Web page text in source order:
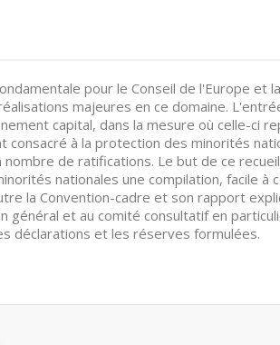
pour le Conseil de l'Europe et
majeures en ce domaine.
capital, dans la mesure où celle-ci
à la protection des minorités
de ratifications. Le but de ce
nationales une compilation, facile à
la Convention-cadre et son rapport
et au comité consultatif en
déclarations et les réserves formulées.